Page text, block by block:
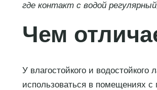
где контакт с водой
Чем
У влагостойкого и
использоваться в помещениях с